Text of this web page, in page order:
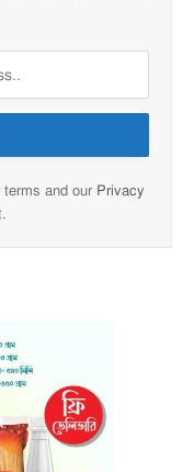
and our Privacy